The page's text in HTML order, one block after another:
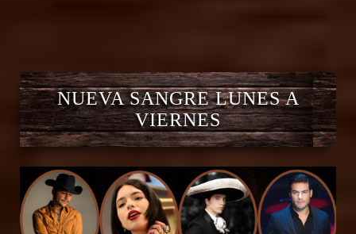
NUEVA SANGRE LUNES A
VIERNES